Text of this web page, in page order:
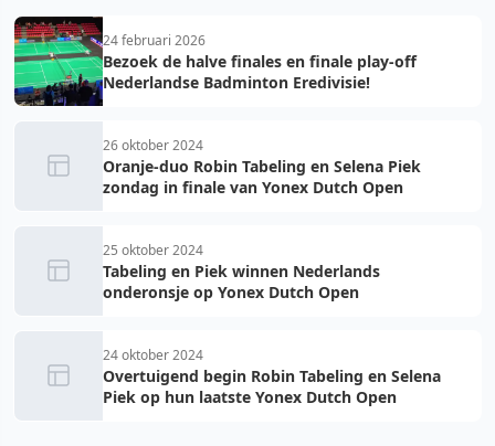
24 februari 2026
Bezoek de halve finales en finale play-off
Nederlandse Badminton Eredivisie!
26 oktober 2024
Oranje-duo Robin Tabeling en Selena Piek
zondag in finale van Yonex Dutch Open
25 oktober 2024
Tabeling en Piek winnen Nederlands
onderonsje op Yonex Dutch Open
24 oktober 2024
Overtuigend begin Robin Tabeling en Selena
Piek op hun laatste Yonex Dutch Open